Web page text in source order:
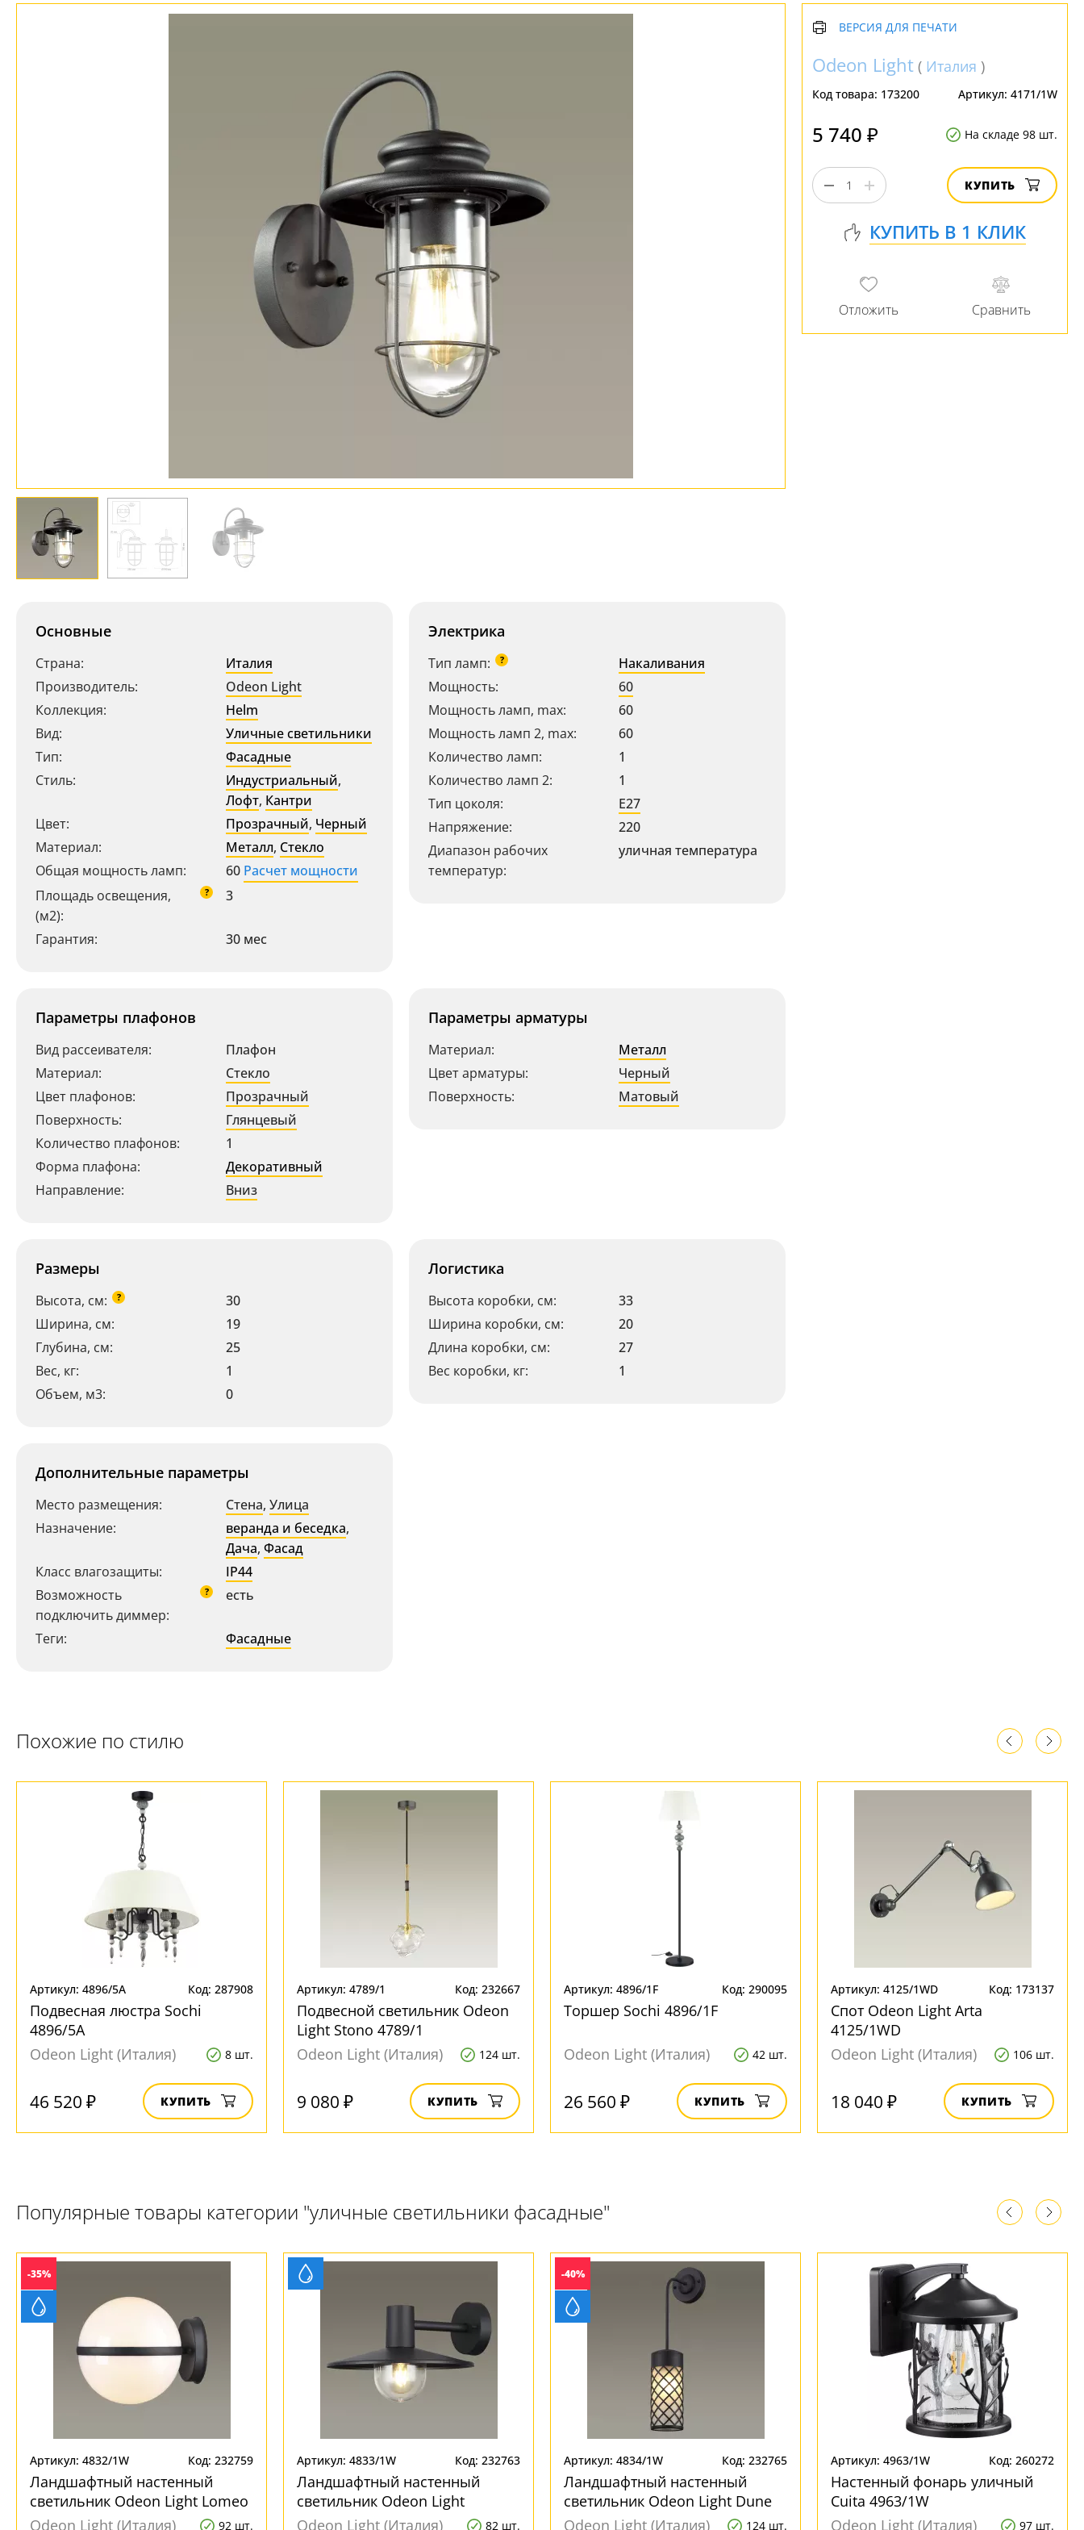
Возврат
- бесплатно по России
+7 (495) 255-03-21- бесплатная доставка
Техно
Основные
Страна:
Италия
Производитель:
Odeon Light
Коллекция:
Helm
Вид:
Уличные светильники
Тип:
Фасадные
Стиль:
Индустриальный,
Лофт, Кантри
Цвет:
Прозрачный, Черный
Материал:
Металл, Стекло
Общая мощность ламп:
60 Расчет мощности
Площадь освещения,
(м2):
? 3
Гарантия: 30 мес
Электрика
Тип ламп: ?
Накаливания
Мощность:
60
Мощность ламп, max:
60
Мощность ламп 2, max:
60
Количество ламп:
1
Количество ламп 2:
1
Тип цоколя:
E27
Напряжение:
220
Диапазон рабочих
температур:
уличная температура
Параметры плафонов
Вид рассеивателя:
Плафон
Материал:
Стекло
Цвет плафонов:
Прозрачный
Поверхность:
Глянцевый
Количество плафонов:
1
Форма плафона:
Декоративный
Направление:
Вниз
Параметры арматуры
Материал:
Металл
Цвет арматуры:
Черный
Поверхность:
Матовый
Размеры
Высота, см: ?
30
Ширина, см:
19
Глубина, см:
25
Вес, кг:
1
Объем, м3:
0
Логистика
Высота коробки, см:
33
Ширина коробки, см:
20
Длина коробки, см:
27
Вес коробки, кг:
1
Дополнительные параметры
Место размещения: Стена, Улица
Назначение:
веранда и беседка,
Дача, Фасад
Класс влагозащиты:
IP44
Возможность
подключить диммер:
? есть
Теги: Фасадные
ВЕРСИЯ ДЛЯ ПЕЧАТИ
Odeon Light ( Италия )
Код товара: 173200 Артикул: 4171/1W
5 740 ₽ На складе 98 шт.
КУПИТЬ
Похожие по стилю
Артикул: 4896/5A Код: 287908
Подвесная люстра Sochi
4896/5A
Odeon Light (Италия)
8 шт.
46 520 ₽ КУПИТЬ
Артикул: 4789/1 Код: 232667
Подвесной светильник Odeon
Light Stono 4789/1
Odeon Light (Италия)
124 шт.
9 080 ₽ КУПИТЬ
Артикул: 4896/1F Код: 290095
Торшер Sochi 4896/1F
Odeon Light (Италия) 42 шт.
26 560 ₽ КУПИТЬ
Артикул: 4125/1WD Код: 173137
Спот Odeon Light Arta
4125/1WD
Odeon Light (Италия)
106 шт.
18 040 ₽ КУПИТЬ
Популярные товары категории "уличные светильники фасадные"
-35%
Артикул: 4832/1W Код: 232759
Ландшафтный настенный
светильник Odeon Light Lomeo
4832/1W
Odeon Light (Италия) 92 шт.
Артикул: 4833/1W Код: 232763
Ландшафтный настенный
светильник Odeon Light
Furcadia 4833/1W
Odeon Light (Италия) 82 шт.
-40%
Артикул: 4834/1W Код: 232765
Ландшафтный настенный
светильник Odeon Light Dune
4834/1W
Odeon Light (Италия) 124 шт.
Артикул: 4963/1W Код: 260272
Настенный фонарь уличный
Cuita 4963/1W
Odeon Light (Италия)
97 шт.